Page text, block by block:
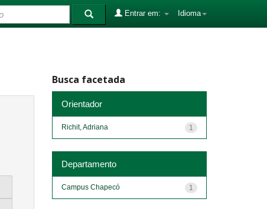
Idioma
Entrar em:
Busca facetada
Orientador
1
Richit, Adriana
Departamento
1
Campus Chapecó